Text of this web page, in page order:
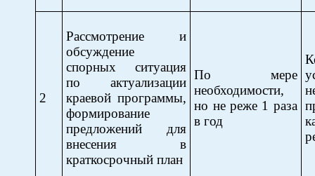
2
Рассмотрение и
обсуждение
спорных ситуация
по актуализации
краевой программы,
формирование
предложений для
внесения в
краткосрочный план
По мере
необходимости,
но не реже 1 раза
в год